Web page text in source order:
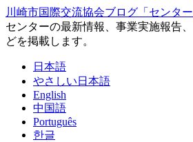
川崎市国際交流協会ブログ「センター
センターの最新情報、事業実施報告
どを掲載します。
日本語
やさしい日本語
English
中国語
Português
한글